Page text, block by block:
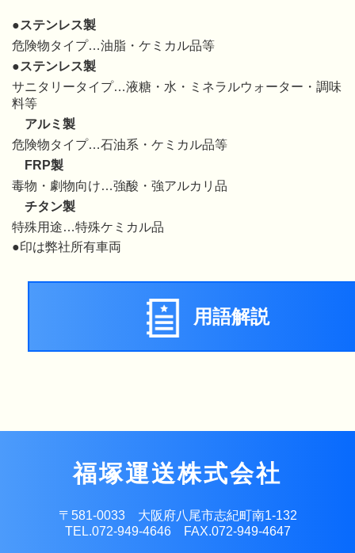
●ステンレス製
危険物タイプ…油脂・ケミカル品等
●ステンレス製
サニタリータイプ…液糖・水・ミネラルウォーター・調味
料等
アルミ製
危険物タイプ…石油系・ケミカル品等
FRP製
毒物・劇物向け…強酸・強アルカリ品
チタン製
特殊用途…特殊ケミカル品
●印は弊社所有車両
用語解説
福塚運送株式会社
〒581-0033 大阪府八尾市志紀町南1-132
TEL.072-949-4646FAX.072-949-4647